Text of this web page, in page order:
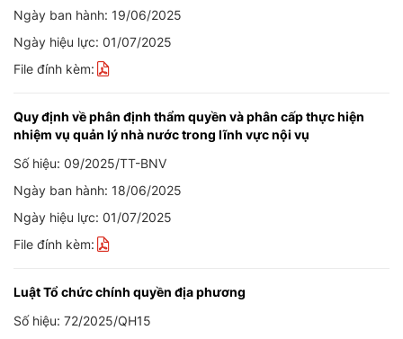
Ngày ban hành: 19/06/2025
Ngày hiệu lực: 01/07/2025
File đính kèm:
Quy định về phân định thẩm quyền và phân cấp thực hiện
nhiệm vụ quản lý nhà nước trong lĩnh vực nội vụ
Số hiệu: 09/2025/TT-BNV
Ngày ban hành: 18/06/2025
Ngày hiệu lực: 01/07/2025
File đính kèm:
Luật Tổ chức chính quyền địa phương
Số hiệu: 72/2025/QH15